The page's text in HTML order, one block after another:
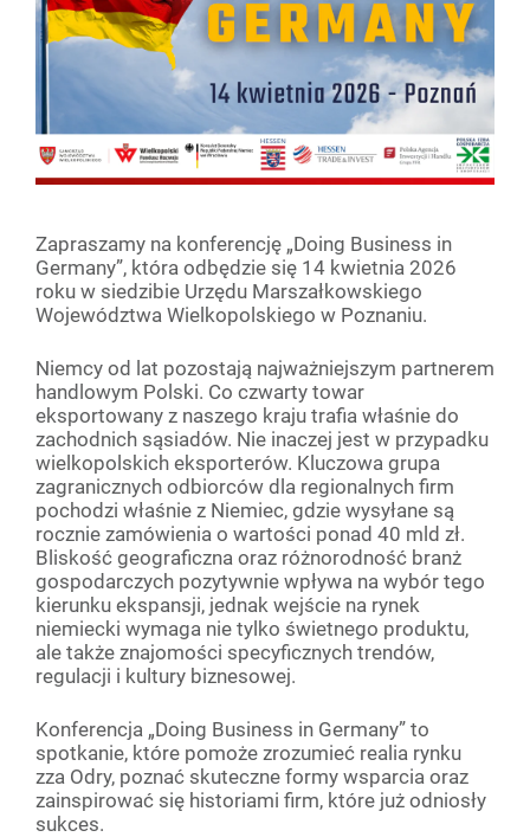
Zapraszamy na konferencję „Doing Business in
Germany”, która odbędzie się 14 kwietnia 2026
roku w siedzibie Urzędu Marszałkowskiego
Województwa Wielkopolskiego w Poznaniu.
Niemcy od lat pozostają najważniejszym partnerem
handlowym Polski. Co czwarty towar
eksportowany z naszego kraju trafia właśnie do
zachodnich sąsiadów. Nie inaczej jest w przypadku
wielkopolskich eksporterów. Kluczowa grupa
zagranicznych odbiorców dla regionalnych firm
pochodzi właśnie z Niemiec, gdzie wysyłane są
rocznie zamówienia o wartości ponad 40 mld zł.
Bliskość geograficzna oraz różnorodność branż
gospodarczych pozytywnie wpływa na wybór tego
kierunku ekspansji, jednak wejście na rynek
niemiecki wymaga nie tylko świetnego produktu,
ale także znajomości specyficznych trendów,
regulacji i kultury biznesowej.
Konferencja „Doing Business in Germany” to
spotkanie, które pomoże zrozumieć realia rynku
zza Odry, poznać skuteczne formy wsparcia oraz
zainspirować się historiami firm, które już odniosły
sukces.